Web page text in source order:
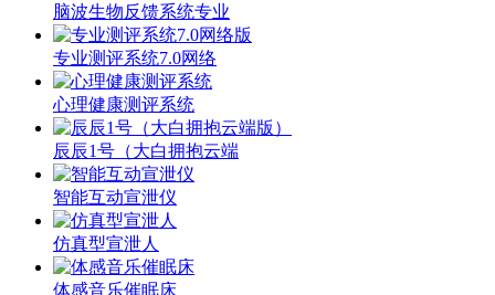
脑波生物反馈系统专业
专业测评系统7.0网络
心理健康测评系统
辰辰1号（大白拥抱云端
智能互动宣泄仪
仿真型宣泄人
体感音乐催眠床